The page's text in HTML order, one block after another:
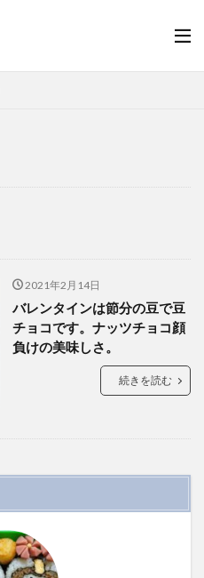
2021年2月14日
バレンタインは節分の豆で豆
チョコです。ナッツチョコ顔
負けの美味しさ。
続きを読む